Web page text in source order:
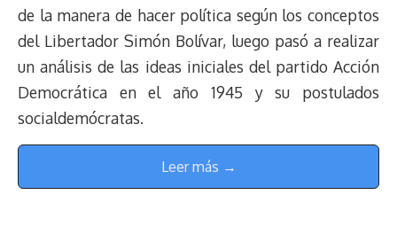
de la manera de hacer política según los conceptos
del Libertador Simón Bolívar, luego pasó a realizar
un análisis de las ideas iniciales del partido Acción
Democrática en el año 1945 y su postulados
socialdemócratas.
Leer más →